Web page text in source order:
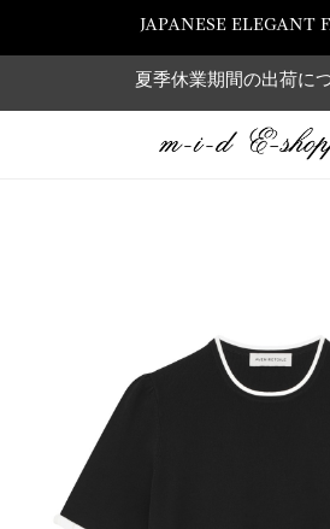
JAPANESE ELEGANT
夏季休業期間の出荷に